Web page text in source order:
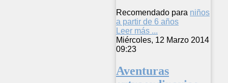
Recomendado para niños
a partir de 6 años
Leer más ...
Miércoles, 12 Marzo 2014
09:23
Aventuras